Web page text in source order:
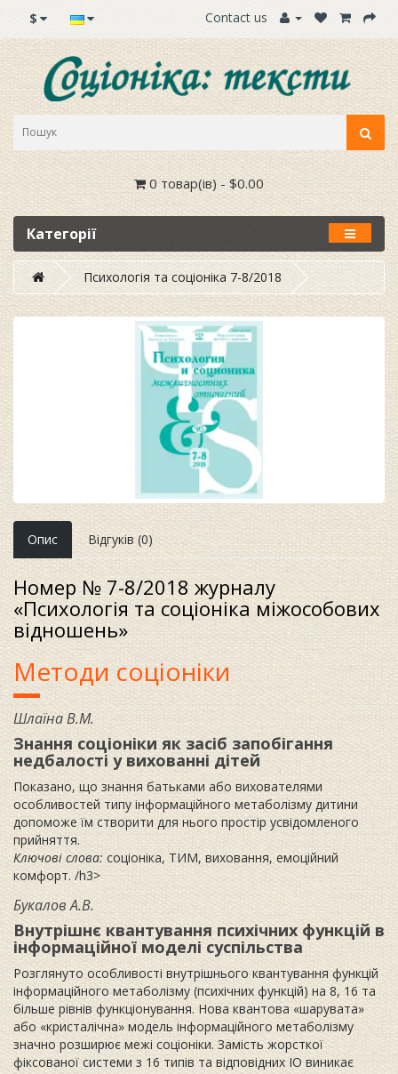
$ Contact us
0 товар(ів) - $0.00
Категорії
Психологія та соціоніка 7-8/2018
Опис Відгуків (0)
Номер № 7-8/2018 журналу
«Психологія та соціоніка міжособових
відношень»
Методи соціоніки
Шлаїна В.М.
Знання соціоніки як засіб запобігання
недбалості у вихованні дітей
Показано, що знання батьками або вихователями
особливостей типу інформаційного метаболізму дитини
допоможе їм створити для нього простір усвідомленого
прийняття.
Ключові слова: соціоніка, ТИМ, виховання, емоційний
комфорт. /h3>
Букалов А.В.
Внутрішнє квантування психічних функцій в
інформаційної моделі суспільства
Розглянуто особливості внутрішнього квантування функцій
інформаційного метаболізму (психічних функцій) на 8, 16 та
більше рівнів функціонування. Нова квантова «шарувата»
або «кристалічна» модель інформаційного метаболізму
значно розширює межі соціоніки. Замість жорсткої
фіксованої системи з 16 типів та відповідних ІО виникає